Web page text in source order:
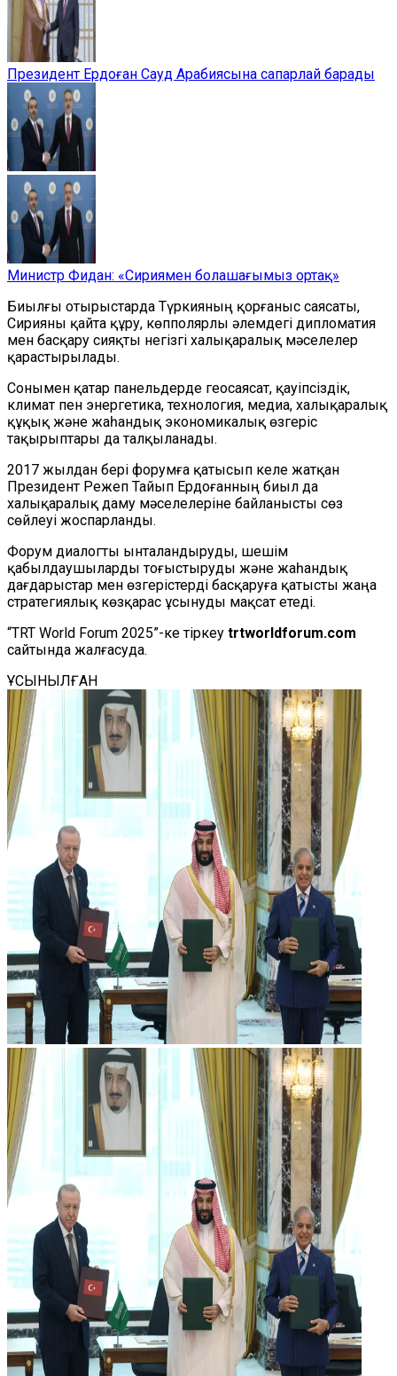
Президент Ердоған Сауд Арабиясына сапарлай барады
Министр Фидан: «Сириямен болашағымыз ортақ»
Биылғы отырыстарда Түркияның қорғаныс саясаты,
Сирияны қайта құру, көпполярлы әлемдегі дипломатия
мен басқару сияқты негізгі халықаралық мәселелер
қарастырылады.
Сонымен қатар панельдерде геосаясат, қауіпсіздік,
климат пен энергетика, технология, медиа, халықаралық
құқық және жаһандық экономикалық өзгеріс
тақырыптары да талқыланады.
2017 жылдан бері форумға қатысып келе жатқан
Президент Режеп Тайып Ердоғанның биыл да
халықаралық даму мәселелеріне байланысты сөз
сөйлеуі жоспарланды.
Форум диалогты ынталандыруды, шешім
қабылдаушыларды тоғыстыруды және жаһандық
дағдарыстар мен өзгерістерді басқаруға қатысты жаңа
стратегиялық көзқарас ұсынуды мақсат етеді.
“TRT World Forum 2025”-ке тіркеу trtworldforum.com
сайтында жалғасуда.
ҰСЫНЫЛҒАН